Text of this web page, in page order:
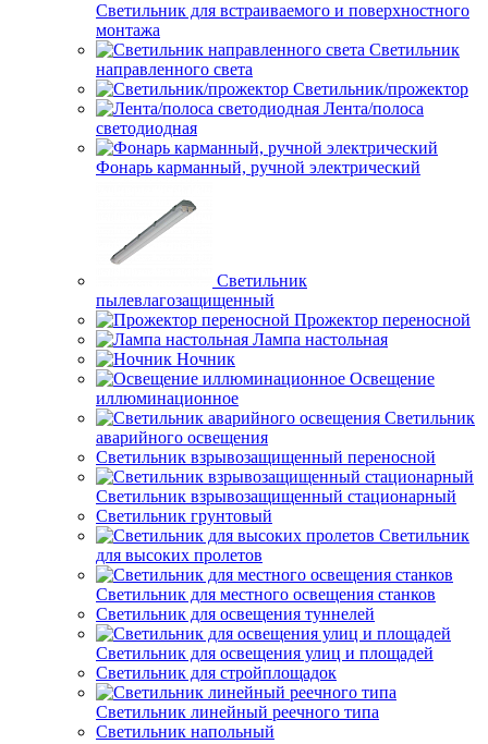
Светильник для встраиваемого и поверхностного
монтажа
Светильник
направленного света
Светильник/прожектор
Лента/полоса
светодиодная
Фонарь карманный, ручной электрический
Светильник
пылевлагозащищенный
Прожектор переносной
Лампа настольная
Ночник
Освещение
иллюминационное
Светильник
аварийного освещения
Светильник взрывозащищенный переносной
Светильник взрывозащищенный стационарный
Светильник грунтовый
Светильник
для высоких пролетов
Светильник для местного освещения станков
Светильник для освещения туннелей
Светильник для освещения улиц и площадей
Светильник для стройплощадок
Светильник линейный реечного типа
Светильник напольный